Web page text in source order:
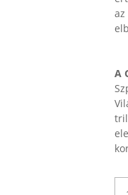
az
A